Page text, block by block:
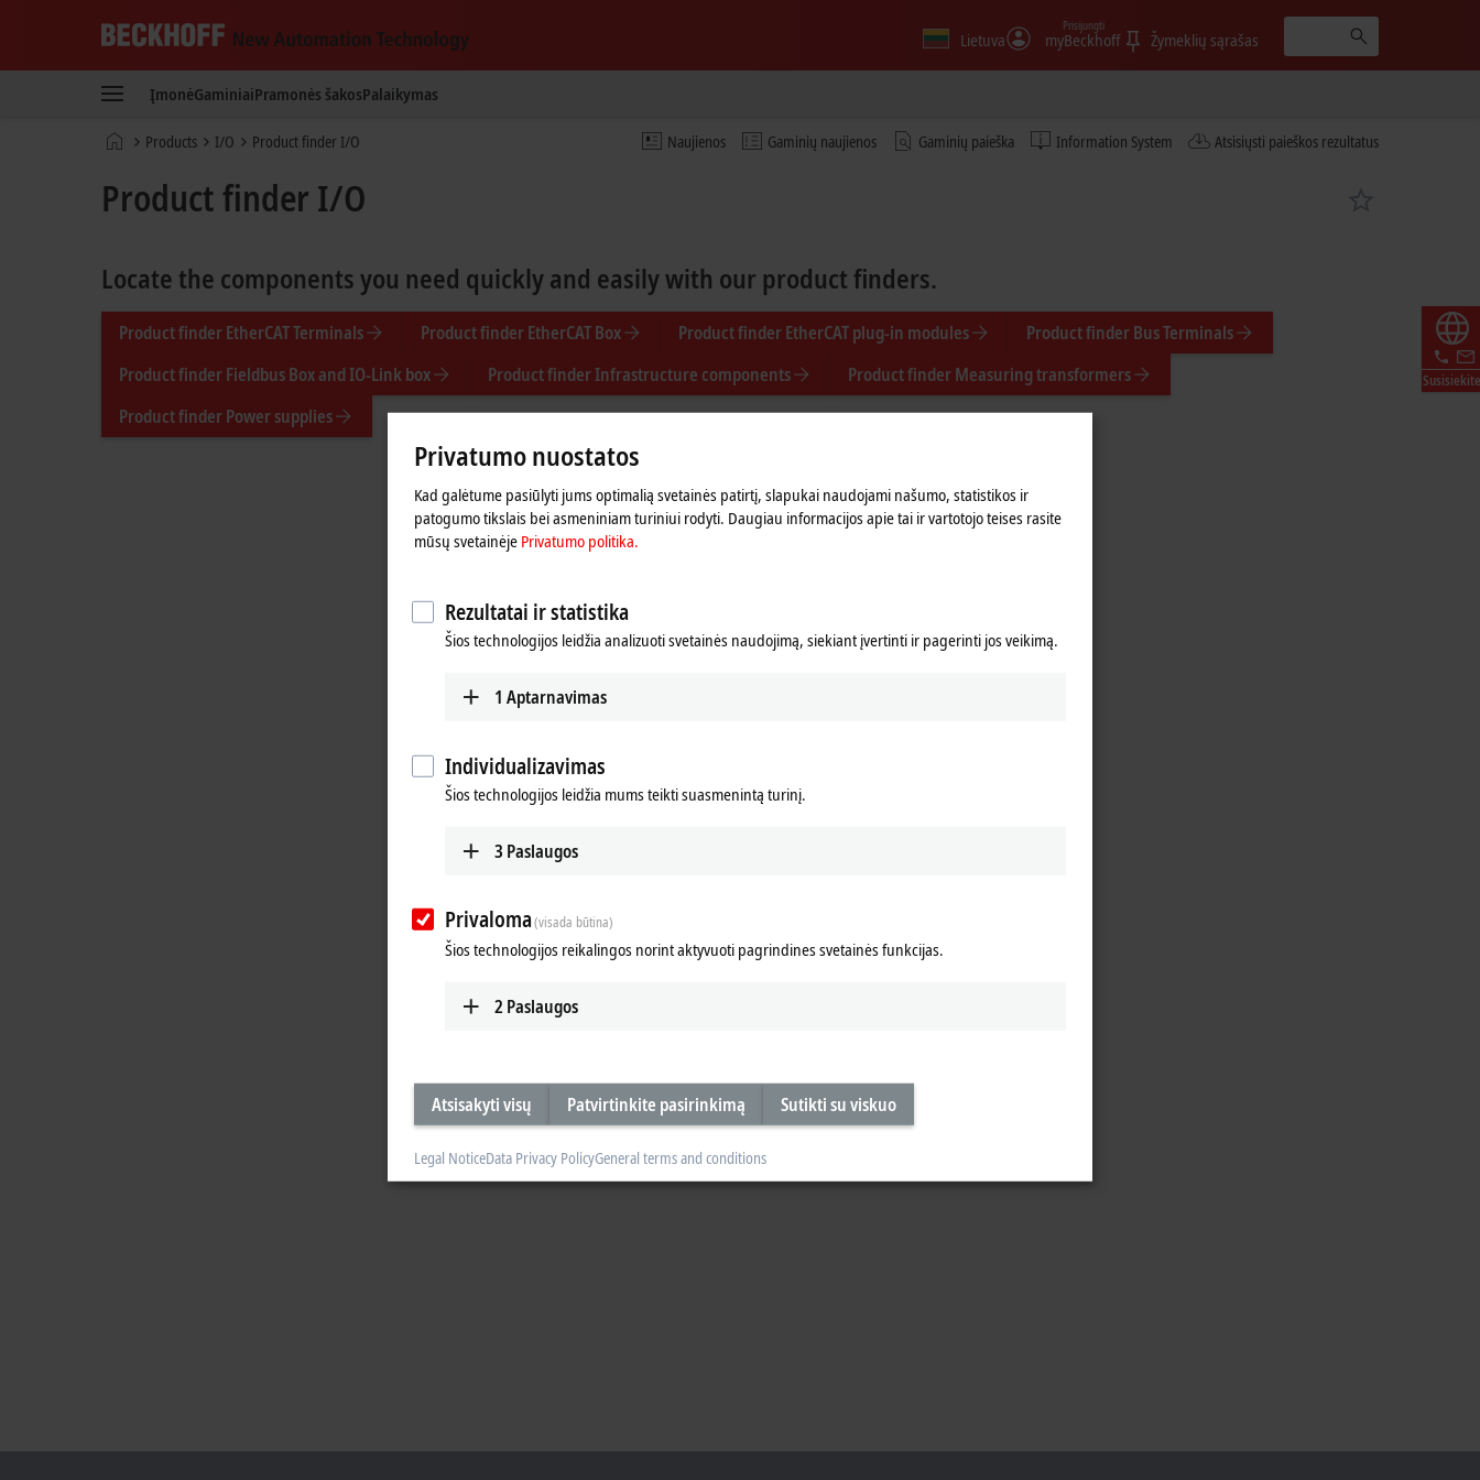
New
Technology
Lietuva myBeckhoff
Prisijungti
Žymeklių sąrašas
ĮmonėGaminiaiPramonės šakosPalaikymas
Naujienos Gaminių naujienos Gaminių paieška Information System Atsisiųsti paieškos rezultatus
PradinisProducts I/O Product finder I/O
Susisiekite
Product finder I/O
Locate the components you need quickly and easily with our product finders.
Product finder EtherCAT Terminals Product finder EtherCAT Box Product finder EtherCAT plug-in modules
Product finder Bus Terminals
Product finder Fieldbus Box and IO-Link box
Product finder Infrastructure components
Product finder Measuring transformers
Product finder Power supplies
Privatumo nuostatos
Kad galėtume pasiūlyti jums optimalią svetainės patirtį, slapukai naudojami našumo, statistikos ir
patogumo tikslais bei asmeniniam turiniui rodyti. Daugiau informacijos apie tai ir vartotojo teises rasite
mūsų svetainėje Privatumo politika.
Rezultatai ir statistika
Šios technologijos leidžia analizuoti svetainės naudojimą, siekiant įvertinti ir pagerinti jos veikimą.
1 Aptarnavimas
Individualizavimas
Šios technologijos leidžia mums teikti suasmenintą turinį.
3 Paslaugos
Privaloma(visada būtina)
Šios technologijos reikalingos norint aktyvuoti pagrindines svetainės funkcijas.
2 Paslaugos
Atsisakyti visų Patvirtinkite pasirinkimą Sutikti su viskuo
Legal NoticeData Privacy PolicyGeneral terms and conditions